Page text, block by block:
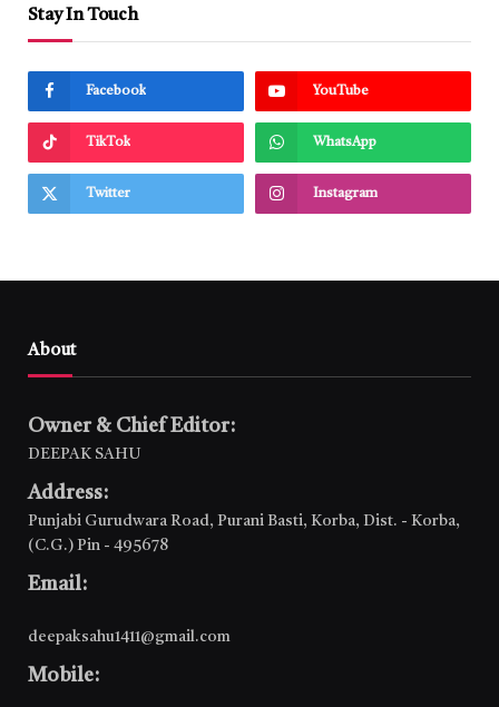
Stay In Touch
Facebook YouTube
TikTok WhatsApp
Twitter Instagram
About
Owner & Chief Editor:
DEEPAK SAHU
Address:
Punjabi Gurudwara Road, Purani Basti, Korba, Dist. - Korba,
(C.G.) Pin - 495678
Email:
deepaksahu1411@gmail.com
Mobile: